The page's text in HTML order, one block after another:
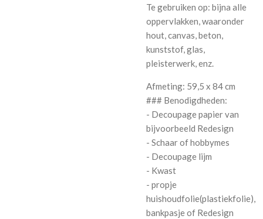
Te gebruiken op: bijna alle
oppervlakken, waaronder
hout, canvas, beton,
kunststof, glas,
pleisterwerk, enz.
Afmeting: 59,5 x 84 cm
### Benodigdheden:
- Decoupage papier van
bijvoorbeeld Redesign
- Schaar of hobbymes
- Decoupage lijm
- Kwast
- propje
huishoudfolie(plastiekfolie),
bankpasje of Redesign